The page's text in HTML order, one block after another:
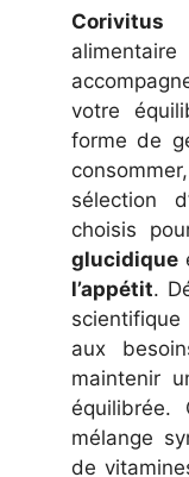
Corivitus
votre
forme de
sélection
choisis
glucidique
l’appétit.
aux
maintenir
équilibrée.
mélange
de